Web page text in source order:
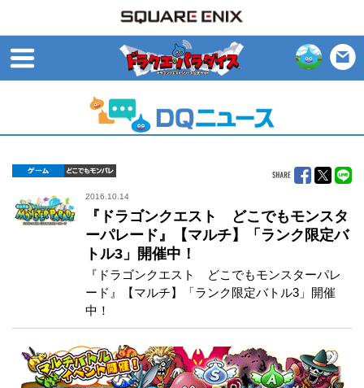
ゲーム
2016.10.14
『ドラゴンクエスト どこでもモンスタ
ーパレード』【マルチ】「ランク限定バ
トル3」開催中！
『ドラゴンクエスト どこでもモンスターパレ
ード』【マルチ】「ランク限定バトル3」開催
中！